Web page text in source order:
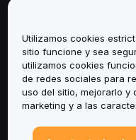
Servicios
Soporte
Utilizamos cookies
sitio funcione y sea
utilizamos cookies
de redes sociales para
uso del sitio, mejorarlo y
marketing y a las